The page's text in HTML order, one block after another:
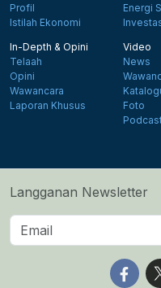
Profil
Istilah Ekonomi
Energi
In-Depth & Opini
Telaah
Opini
Wawancara
Laporan Khusus
Video
News
Foto
Langganan Newsletter